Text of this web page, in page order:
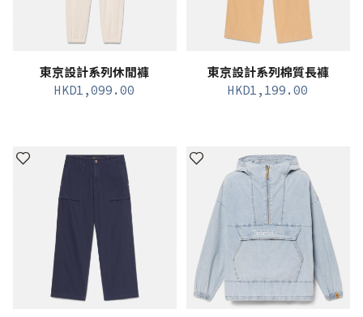
東京設計系列休閒褲
HKD1,099.00
東京設計系列棉質長褲
HKD1,199.00